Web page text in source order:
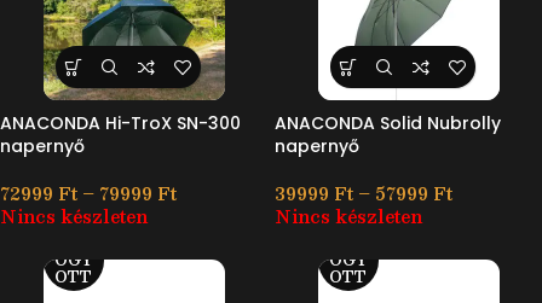
ANACONDA Hi-TroX SN-300
napernyő
72999 Ft – 79999 Ft
Nincs készleten
ANACONDA Solid Nubrolly
napernyő
39999 Ft – 57999 Ft
Nincs készleten
OGY
OTT
OGY
OTT